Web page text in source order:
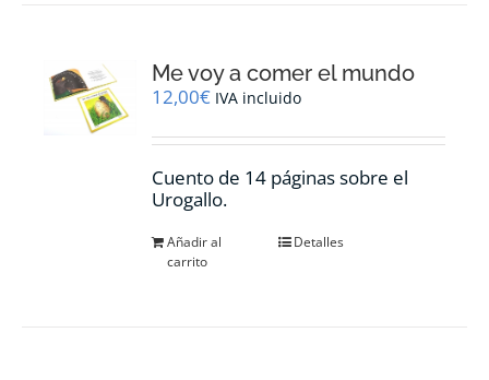
Me voy a comer el mundo
12,00€ IVA incluido
Cuento de 14 páginas sobre el
Urogallo.
Añadir al
carrito
Detalles